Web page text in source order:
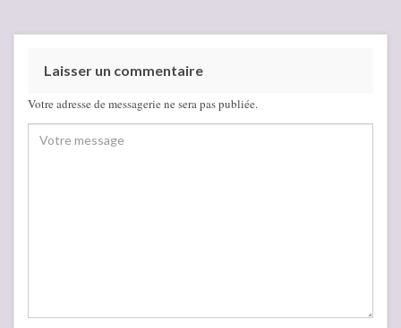
Laisser un commentaire
Votre adresse de messagerie ne sera pas publiée.